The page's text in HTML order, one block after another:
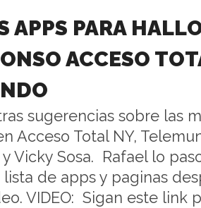
APPS PARA
ACCESO
sugerencias sobre las
Acceso Total NY,
Vicky Sosa. Rafael lo
de apps y paginas
VIDEO: Sigan este link